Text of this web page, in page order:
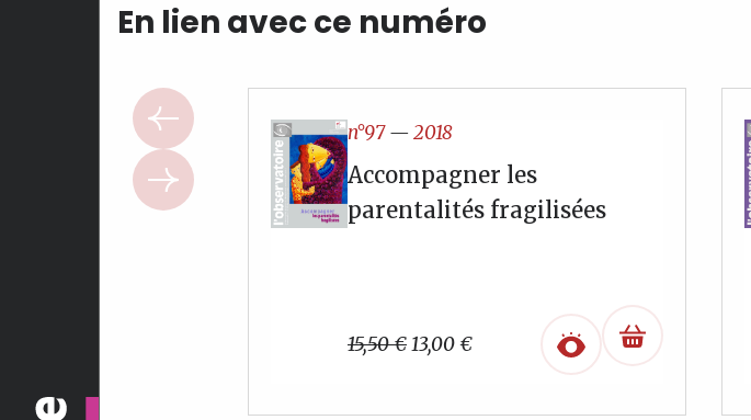
En lien avec ce numéro
n°97—2018
Accompagner les
parentalités fragilisées
15,50€ Le
13,00€Le